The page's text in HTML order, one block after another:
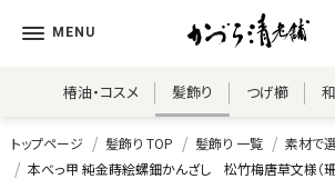
椿油・コスメ 髪飾り つげ櫛
トップページ 髪飾り TOP 髪飾り 一覧 素材で
本べっ甲 純金蒔絵螺鈿かんざし 松竹梅唐草文様（珊